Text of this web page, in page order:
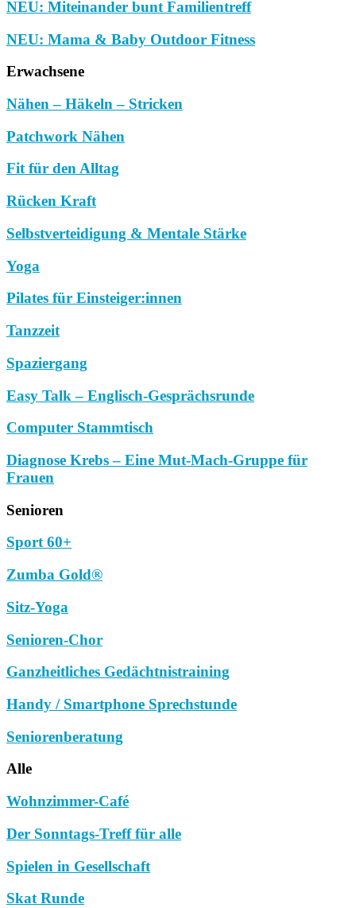
NEU: Miteinander bunt Familientreff
NEU: Mama & Baby Outdoor Fitness
Erwachsene
Nähen – Häkeln – Stricken
Patchwork Nähen
Fit für den Alltag
Rücken Kraft
Selbstverteidigung & Mentale Stärke
Yoga
Pilates für Einsteiger:innen
Tanzzeit
Spaziergang
Easy Talk – Englisch-Gesprächsrunde
Computer Stammtisch
Diagnose Krebs – Eine Mut-Mach-Gruppe für
Frauen
Senioren
Sport 60+
Zumba Gold®
Sitz-Yoga
Senioren-Chor
Ganzheitliches Gedächtnistraining
Handy / Smartphone Sprechstunde
Seniorenberatung
Alle
Wohnzimmer-Café
Der Sonntags-Treff für alle
Spielen in Gesellschaft
Skat Runde